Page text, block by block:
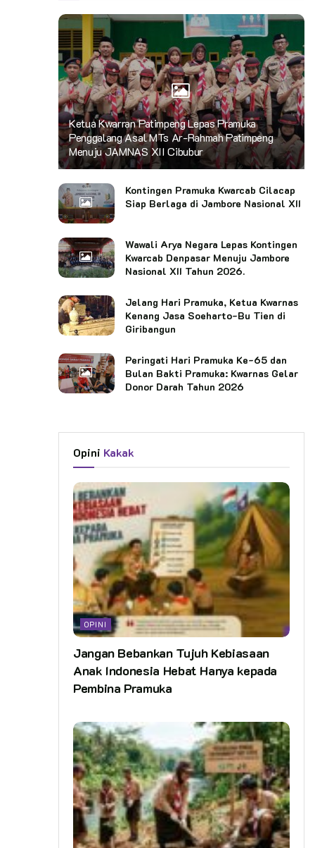
Ketua Kwarran Patimpeng Lepas Pramuka
Penggalang Asal MTs Ar-Rahmah Patimpeng
Menuju JAMNAS XII Cibubur
Kontingen Pramuka Kwarcab Cilacap
Siap Berlaga di Jambore Nasional XII
Wawali Arya Negara Lepas Kontingen
Kwarcab Denpasar Menuju Jambore
Nasional XII Tahun 2026.
Jelang Hari Pramuka, Ketua Kwarnas
Kenang Jasa Soeharto-Bu Tien di
Giribangun
Peringati Hari Pramuka Ke-65 dan
Bulan Bakti Pramuka: Kwarnas Gelar
Donor Darah Tahun 2026
Opini Kakak
OPINI
Jangan Bebankan Tujuh Kebiasaan
Anak Indonesia Hebat Hanya kepada
Pembina Pramuka